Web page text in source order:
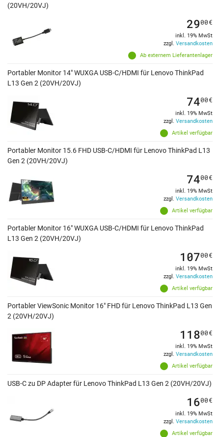
(20VH/20VJ)
Ab externem Lieferantenlager
2900€
inkl. 19% MwSt
zzgl. Versandkosten
Portabler Monitor 14" WUXGA USB-C/HDMI für Lenovo ThinkPad
L13 Gen 2 (20VH/20VJ)
Artikel verfügbar
7400€
inkl. 19% MwSt
zzgl. Versandkosten
Portabler Monitor 15.6 FHD USB-C/HDMI für Lenovo ThinkPad L13
Gen 2 (20VH/20VJ)
Artikel verfügbar
7400€
inkl. 19% MwSt
zzgl. Versandkosten
Portabler Monitor 16" WUXGA USB-C/HDMI für Lenovo ThinkPad
L13 Gen 2 (20VH/20VJ)
Artikel verfügbar
10700€
inkl. 19% MwSt
zzgl. Versandkosten
Portabler ViewSonic Monitor 16" FHD für Lenovo ThinkPad L13 Gen
2 (20VH/20VJ)
Artikel verfügbar
11800€
inkl. 19% MwSt
zzgl. Versandkosten
USB-C zu DP Adapter für Lenovo ThinkPad L13 Gen 2 (20VH/20VJ)
Artikel verfügbar
1600€
inkl. 19% MwSt
zzgl. Versandkosten